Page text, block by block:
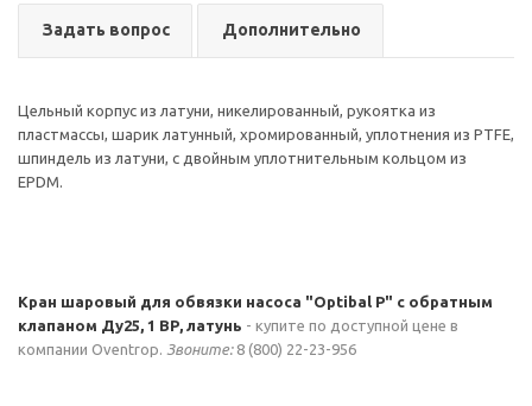
Задать вопрос Дополнительно
Цельный корпус из латуни, никелированный, рукоятка из
пластмассы, шарик латунный, хромированный, уплотнения из PTFE,
шпиндель из латуни, с двойным уплотнительным кольцом из
EPDM.
Кран шаровый для обвязки насоса "Optibal P" с обратным
клапаном Ду25, 1 ВР, латунь - купите по доступной цене в
компании Oventrop. Звоните:8 (800) 22-23-956